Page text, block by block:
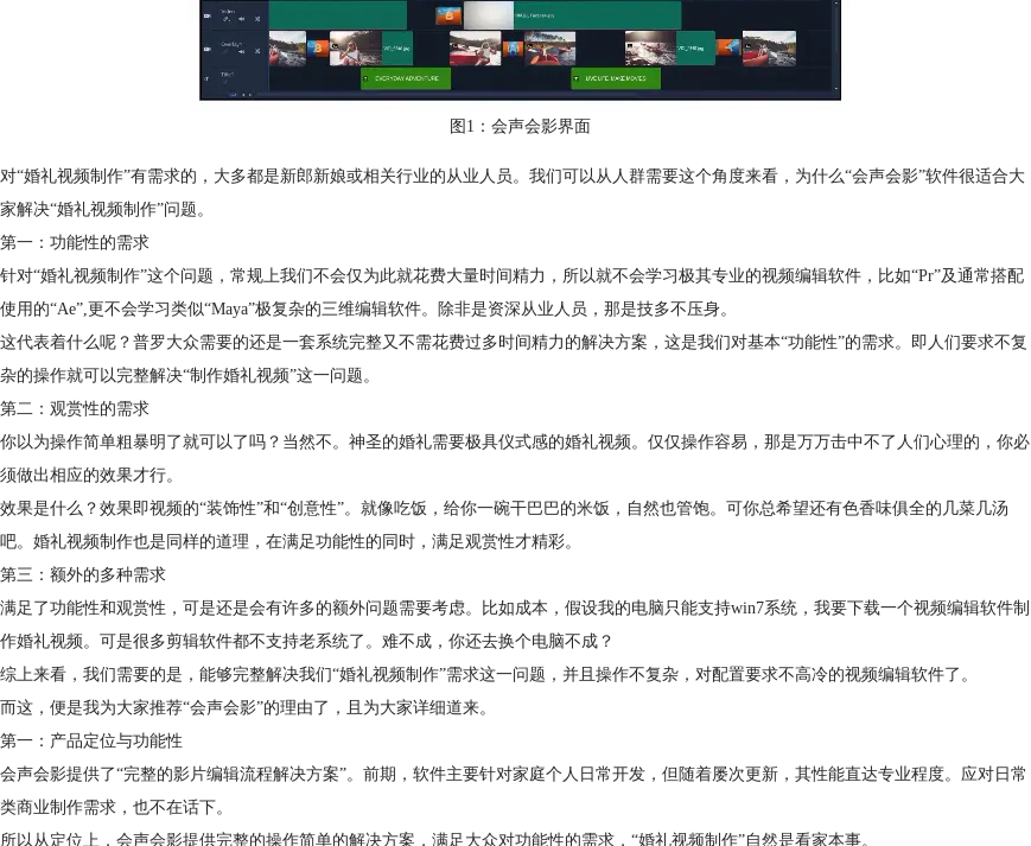
图1：会声会影界面
对“婚礼视频制作”有需求的，大多都是新郎新娘或相关行业的从业人员。我们可以从人群需要这个角度来看，为什么“会声会影”软件很适合大
家解决“婚礼视频制作”问题。
第一：功能性的需求
针对“婚礼视频制作”这个问题，常规上我们不会仅为此就花费大量时间精力，所以就不会学习极其专业的视频编辑软件，比如“Pr”及通常搭配
使用的“Ae”,更不会学习类似“Maya”极复杂的三维编辑软件。除非是资深从业人员，那是技多不压身。
这代表着什么呢？普罗大众需要的还是一套系统完整又不需花费过多时间精力的解决方案，这是我们对基本“功能性”的需求。即人们要求不复
杂的操作就可以完整解决“制作婚礼视频”这一问题。
第二：观赏性的需求
你以为操作简单粗暴明了就可以了吗？当然不。神圣的婚礼需要极具仪式感的婚礼视频。仅仅操作容易，那是万万击中不了人们心理的，你必
须做出相应的效果才行。
效果是什么？效果即视频的“装饰性”和“创意性”。就像吃饭，给你一碗干巴巴的米饭，自然也管饱。可你总希望还有色香味俱全的几菜几汤
吧。婚礼视频制作也是同样的道理，在满足功能性的同时，满足观赏性才精彩。
第三：额外的多种需求
满足了功能性和观赏性，可是还是会有许多的额外问题需要考虑。比如成本，假设我的电脑只能支持win7系统，我要下载一个视频编辑软件制
作婚礼视频。可是很多剪辑软件都不支持老系统了。难不成，你还去换个电脑不成？
综上来看，我们需要的是，能够完整解决我们“婚礼视频制作”需求这一问题，并且操作不复杂，对配置要求不高冷的视频编辑软件了。
而这，便是我为大家推荐“会声会影”的理由了，且为大家详细道来。
第一：产品定位与功能性
会声会影提供了“完整的影片编辑流程解决方案”。前期，软件主要针对家庭个人日常开发，但随着屡次更新，其性能直达专业程度。应对日常
类商业制作需求，也不在话下。
所以从定位上，会声会影提供完整的操作简单的解决方案，满足大众对功能性的需求，“婚礼视频制作”自然是看家本事。